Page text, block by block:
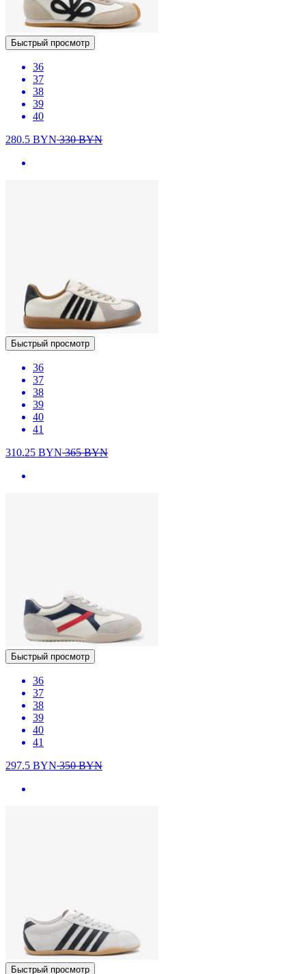
Быстрый просмотр
36
37
38
39
40
280.5 BYN330BYN
Быстрый просмотр
36
37
38
39
40
41
310.25 BYN365BYN
Быстрый просмотр
36
37
38
39
40
41
297.5 BYN350BYN
Быстрый просмотр